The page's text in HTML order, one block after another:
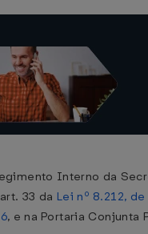
Interno da
33 da Lei nº 8.212,
, e na Portaria Conjunta